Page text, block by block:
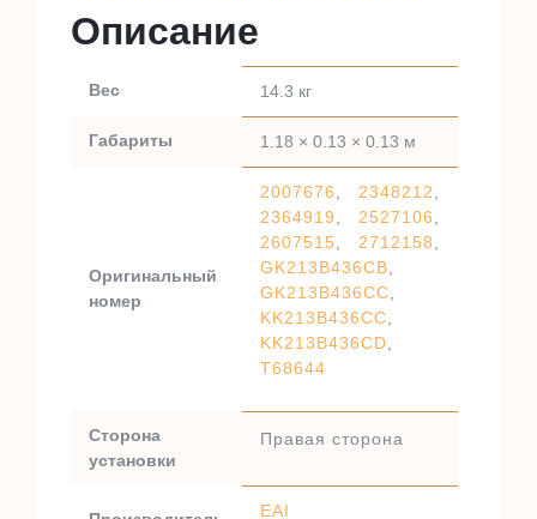
Описание
Вес 14.3 кг
Габариты 1.18 × 0.13 × 0.13 м
Оригинальный
номер
2007676 2348212
2364919
2527106
2607515
2712158
GK213B436CB
GK213B436CC
KK213B436CC
KK213B436CD
T68644
Сторона
установки
Правая сторона
EAI